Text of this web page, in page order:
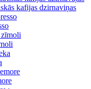
kafijas dzirnaviņas